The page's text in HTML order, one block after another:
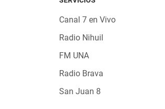
Canal 7 en Vivo
Radio Nihuil
FM UNA
Radio Brava
San Juan 8